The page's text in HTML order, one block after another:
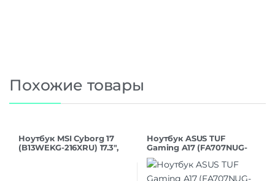
Похожие товары
Ноутбук MSI Cyborg 17
(B13WEKG-216XRU) 17.3″,
Ноутбук ASUS TUF
Gaming A17 (FA707NUG-
HX149) 17.3″, IPS, R7-
7445HS/16/512/RTX4050,
серый